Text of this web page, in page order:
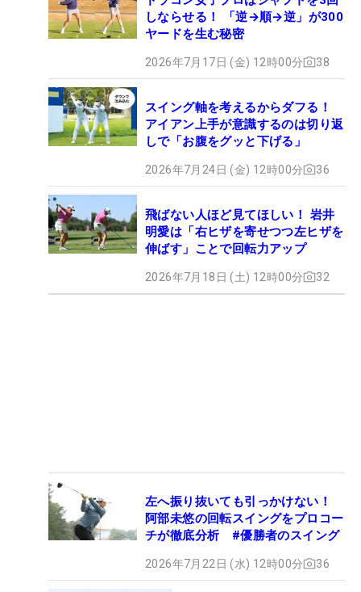
しならせる！ 「逆→順→逆」が300
ヤードを生む秘密
2026年7月17日 (金) 12時00分 38
スイング軸を考えるからダフる！
アイアン上手が意識するのは切り返
しで「お腹をグッと下げる」
2026年7月24日 (金) 12時00分 36
飛ばない人ほど見てほしい！ 岩井
明愛は「右ヒザを寄せつつ左ヒザを
伸ばす」ことで回転力アップ
2026年7月18日 (土) 12時00分 32
左へ振り抜いても引っかけない！
阿部未悠の回転スイングをプロコー
チが徹底分析 #優勝者のスイング
2026年7月22日 (水) 12時00分 36